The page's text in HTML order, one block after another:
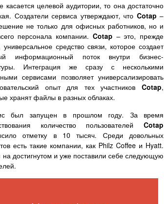
касается целевой аудитории, то она достаточно
Создатели сервиса утверждают, что Cotap –
не только для офисных работников, но и
персонала компании. Cotap – это, прежде
универсальное средство связи, которое создает
информационный поток внутри бизнес-
Интеграция же сразу с несколькими
сервисами позволяет универсализировать
опыт для тех участников Cotap,
хранят файлы в разных облаках.
был запущен в прошлом году. За время
количество пользователей Cotap
отметку в 10 тысяч. Среди довольных
есть такие компании, как Philz Coffee и Hyatt.
на достигнутом и уже поставили себе следующую